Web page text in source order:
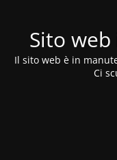
Sito
Il sito web è in
Ci